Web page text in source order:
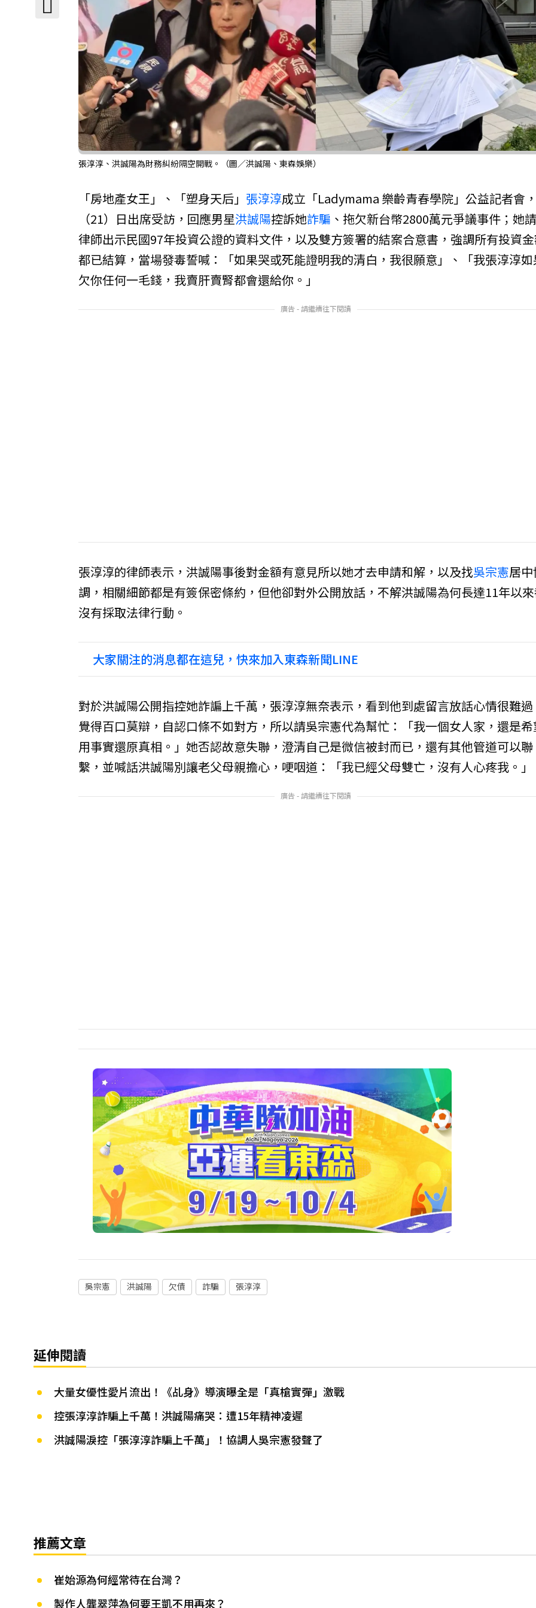
張淳淳、洪誠陽為財務糾紛隔空開戰。（圖／洪誠陽、東森娛樂）
「房地產女王」、「塑身天后」 張淳淳成立「Ladymama 樂齡青春學院」公益記者會
（21）日出席受訪，回應男星洪誠陽控訴她詐騙 、拖欠新台幣2800萬元爭議事件；她
律師出示民國97年投資公證的資料文件，以及雙方簽署的結案合意書，強調所有投資
都已結算，當場發毒誓喊：「如果哭或死能證明我的清白，我很願意」、「我張淳淳如
欠你任何一毛錢，我賣肝賣腎都會還給你。」
廣告 - 請繼續往下閱讀
張淳淳的律師表示，洪誠陽事後對金額有意見所以她才去申請和解，以及找吳宗憲居中
調，相關細節都是有簽保密條約，但他卻對外公開放話，不解洪誠陽為何長達11年以
沒有採取法律行動。
大家關注的消息都在這兒，快來加入東森新聞LINE
對於洪誠陽公開指控她詐諞上千萬，張淳淳無奈表示，看到他到處留言放話心情很難過
覺得百口莫辯，自認口條不如對方，所以請吳宗憲代為幫忙：「我一個女人家，還是希
用事實還原真相。」她否認故意失聯，澄清自己是微信被封而已，還有其他管道可以聯
繫，並喊話洪誠陽別讓老父母親擔心，哽咽道：「我已經父母雙亡，沒有人心疼我。」
廣告 - 請繼續往下閱讀
吳宗憲 洪誠陽 欠債 詐騙 張淳淳
延伸閱讀
大量女優性愛片流出！《乩身》導演曝全是「真槍實彈」激戰
控張淳淳詐騙上千萬！洪誠陽痛哭：遭15年精神凌遲
洪誠陽淚控「張淳淳詐騙上千萬」！協調人吳宗憲發聲了
推薦文章
崔始源為何經常待在台灣？
製作人龔翠萍為何要王凱不用再來？